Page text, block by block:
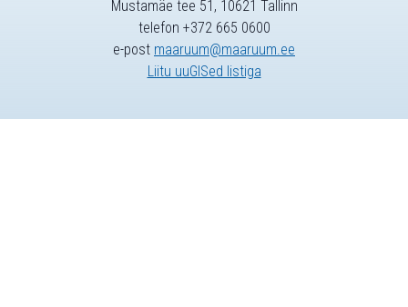
Mustamäe tee 51, 10621 Tallinn
telefon +372 665 0600
e-post maaruum@maaruum.ee
Liitu uuGISed listiga